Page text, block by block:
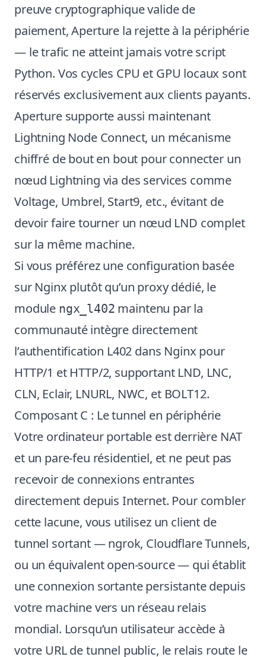
preuve cryptographique valide de
paiement, Aperture la rejette à la périphérie
— le trafic ne atteint jamais votre script
Python. Vos cycles CPU et GPU locaux sont
réservés exclusivement aux clients payants.
Aperture supporte aussi maintenant
Lightning Node Connect, un mécanisme
chiffré de bout en bout pour connecter un
nœud Lightning via des services comme
Voltage, Umbrel, Start9, etc., évitant de
devoir faire tourner un nœud LND complet
sur la même machine.
Si vous préférez une configuration basée
sur Nginx plutôt qu’un proxy dédié, le
module ngx_l402 maintenu par la
communauté intègre directement
l’authentification L402 dans Nginx pour
HTTP/1 et HTTP/2, supportant LND, LNC,
CLN, Eclair, LNURL, NWC, et BOLT12.
Composant C : Le tunnel en périphérie
Votre ordinateur portable est derrière NAT
et un pare-feu résidentiel, et ne peut pas
recevoir de connexions entrantes
directement depuis Internet. Pour combler
cette lacune, vous utilisez un client de
tunnel sortant — ngrok, Cloudflare Tunnels,
ou un équivalent open-source — qui établit
une connexion sortante persistante depuis
votre machine vers un réseau relais
mondial. Lorsqu’un utilisateur accède à
votre URL de tunnel public, le relais route le